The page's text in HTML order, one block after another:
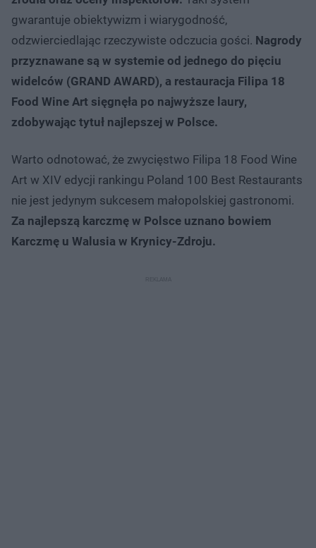
gwarantuje obiektywizm i wiarygodność,
odzwierciedlając rzeczywiste odczucia gości. Nagrody
przyznawane są w systemie od jednego do pięciu
widelców (GRAND AWARD), a restauracja Filipa 18
Food Wine Art sięgnęła po najwyższe laury,
zdobywając tytuł najlepszej w Polsce.
Warto odnotować, że zwycięstwo Filipa 18 Food Wine
Art w XIV edycji rankingu Poland 100 Best Restaurants
nie jest jedynym sukcesem małopolskiej gastronomi.
Za najlepszą karczmę w Polsce uznano bowiem
Karczmę u Walusia w Krynicy-Zdroju.